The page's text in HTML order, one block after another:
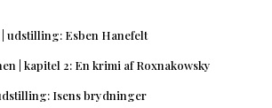
udstilling: Esben Hanefelt
| kapitel 2: En krimi af Roxnakowsky
Isens brydninger